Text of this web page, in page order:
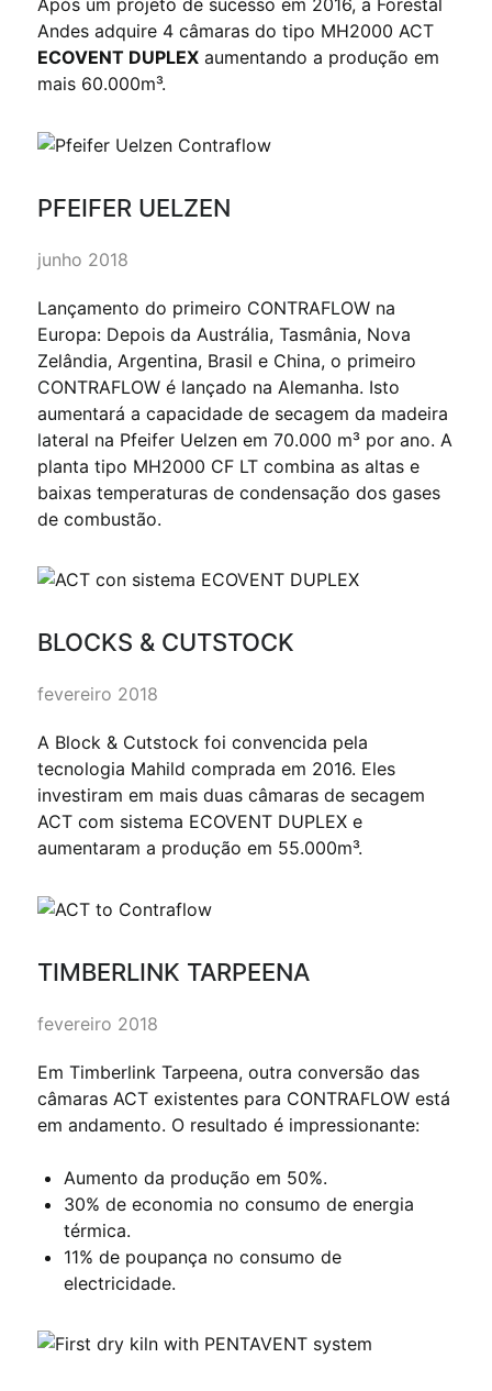
Andes adquire 4 câmaras do tipo MH2000 ACT
ECOVENT DUPLEX aumentando a produção em
mais 60.000m³.
PFEIFER UELZEN
junho 2018
Lançamento do primeiro CONTRAFLOW na
Europa: Depois da Austrália, Tasmânia, Nova
Zelândia, Argentina, Brasil e China, o primeiro
CONTRAFLOW é lançado na Alemanha. Isto
aumentará a capacidade de secagem da madeira
lateral na Pfeifer Uelzen em 70.000 m³ por ano. A
planta tipo MH2000 CF LT combina as altas e
baixas temperaturas de condensação dos gases
de combustão.
BLOCKS & CUTSTOCK
fevereiro 2018
A Block & Cutstock foi convencida pela
tecnologia Mahild comprada em 2016. Eles
investiram em mais duas câmaras de secagem
ACT com sistema ECOVENT DUPLEX e
aumentaram a produção em 55.000m³.
TIMBERLINK TARPEENA
fevereiro 2018
Em Timberlink Tarpeena, outra conversão das
câmaras ACT existentes para CONTRAFLOW está
em andamento. O resultado é impressionante:
Aumento da produção em 50%.
30% de economia no consumo de energia
térmica.
11% de poupança no consumo de
electricidade.